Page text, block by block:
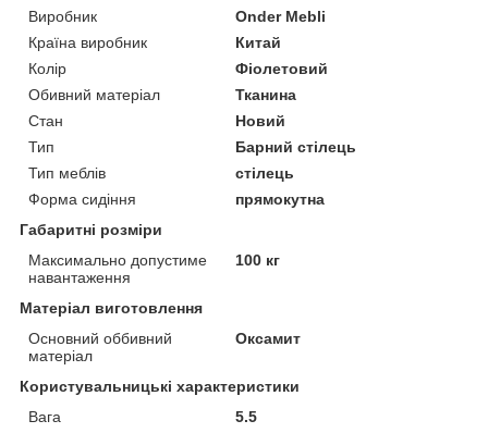
Виробник
Onder Mebli
Країна виробник
Китай
Колір
Фіолетовий
Обивний матеріал
Тканина
Стан
Новий
Тип
Барний стілець
Тип меблів
стілець
Форма сидіння
прямокутна
Габаритні розміри
Максимально допустиме
навантаження
100 кг
Матеріал виготовлення
Основний оббивний
матеріал
Оксамит
Користувальницькі характеристики
Вага
5.5